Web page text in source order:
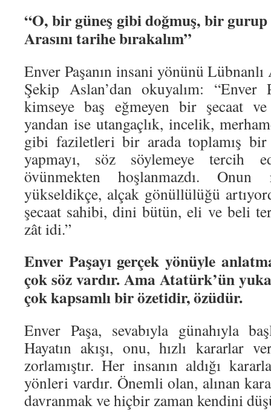
“O, bir güneş gibi doğmuş, bir gurup
Arasını tarihe bırakalım”
Enver Paşanın insani yönünü
Şekip Aslan’dan okuyalım:
kimseye baş eğmeyen bir şecaat ve
yandan ise utangaçlık, incelik,
gibi faziletleri bir arada toplamış
yapmayı, söz söylemeye tercih
övünmekten hoşlanmazdı.
yükseldikçe, alçak gönüllülüğü
şecaat sahibi, dini bütün, eli ve beli
zât idi.”
Enver Paşayı gerçek yönüyle
çok söz vardır. Ama Atatürk’ün
çok kapsamlı bir özetidir, özüdür.
Enver Paşa, sevabıyla günahıyla
Hayatın akışı, onu, hızlı kararlar
zorlamıştır. Her insanın aldığı
yönleri vardır. Önemli olan, alınan
davranmak ve hiçbir zaman kendini